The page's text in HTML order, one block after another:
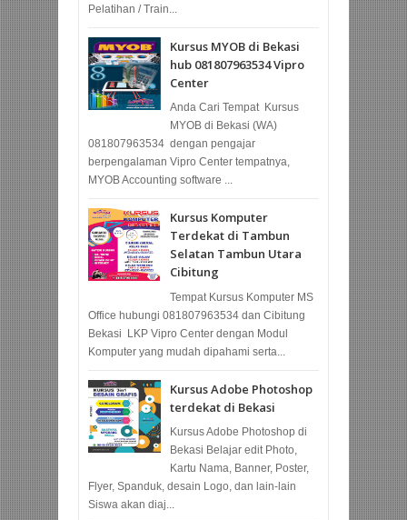
Pelatihan / Train...
Kursus MYOB di Bekasi
hub 081807963534 Vipro
Center
Anda Cari Tempat Kursus
MYOB di Bekasi (WA)
081807963534 dengan pengajar
berpengalaman Vipro Center tempatnya,
MYOB Accounting software ...
Kursus Komputer
Terdekat di Tambun
Selatan Tambun Utara
Cibitung
Tempat Kursus Komputer MS
Office hubungi 081807963534 dan Cibitung
Bekasi LKP Vipro Center dengan Modul
Komputer yang mudah dipahami serta...
Kursus Adobe Photoshop
terdekat di Bekasi
Kursus Adobe Photoshop di
Bekasi Belajar edit Photo,
Kartu Nama, Banner, Poster,
Flyer, Spanduk, desain Logo, dan lain-lain
Siswa akan diaj...